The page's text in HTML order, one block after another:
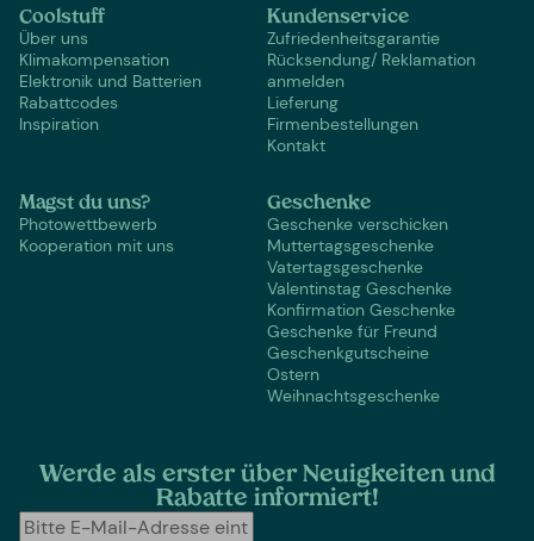
Coolstuff
Über uns
Klimakompensation
Elektronik und Batterien
Rabattcodes
Inspiration
Kundenservice
Zufriedenheitsgarantie
Rücksendung/ Reklamation
anmelden
Lieferung
Firmenbestellungen
Kontakt
Magst du uns?
Photowettbewerb
Kooperation mit uns
Geschenke
Geschenke verschicken
Muttertagsgeschenke
Vatertagsgeschenke
Valentinstag Geschenke
Konfirmation Geschenke
Geschenke für Freund
Geschenkgutscheine
Ostern
Weihnachtsgeschenke
Werde als erster über Neuigkeiten und
Rabatte informiert!